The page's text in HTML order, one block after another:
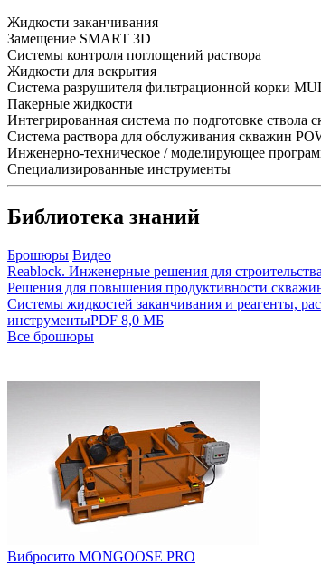
Жидкости заканчивания
Замещение SMART 3D
Системы контроля поглощений раствора
Жидкости для вскрытия
Система разрушителя фильтрационной корки
Пакерные жидкости
Интегрированная система по подготовке ствола
Система раствора для обслуживания скважин
Инженерно-техническое / моделирующее
Специализированные инструменты
Библиотека знаний
Брошюры Видео
Reablock. Инженерные решения для
Решения для повышения продуктивности
Системы жидкостей заканчивания и реагенты,
инструментыPDF 8,0 МБ
Все брошюры
Вибросито MONGOOSE PRO